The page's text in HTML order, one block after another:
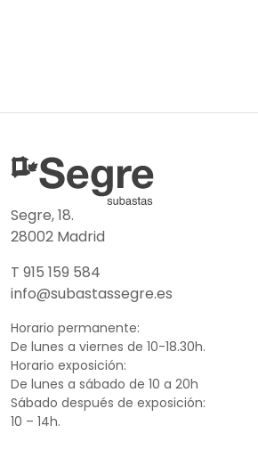
Segre, 18.
28002 Madrid
T 915 159 584
info@subastassegre.es
Horario permanente:
De lunes a viernes de 10-18.30h.
Horario exposición:
De lunes a sábado de 10 a 20h
Sábado después de exposición:
10 – 14h.